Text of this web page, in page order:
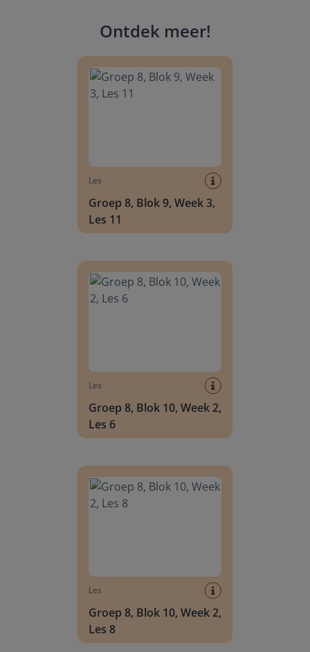
Ontdek meer!
Les
Groep 8, Blok 9, Week 3,
Les 11
Les
Groep 8, Blok 10, Week 2,
Les 6
Les
Groep 8, Blok 10, Week 2,
Les 8